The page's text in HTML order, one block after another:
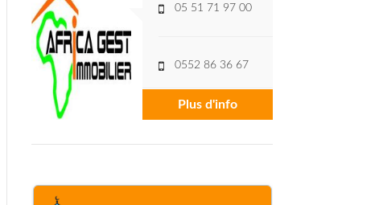
05 51 71 97 00
0552 86 36 67
Plus d'info